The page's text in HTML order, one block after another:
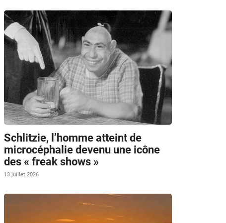
Schlitzie, l’homme atteint de
microcéphalie devenu une icône
des « freak shows »
13 juillet 2026